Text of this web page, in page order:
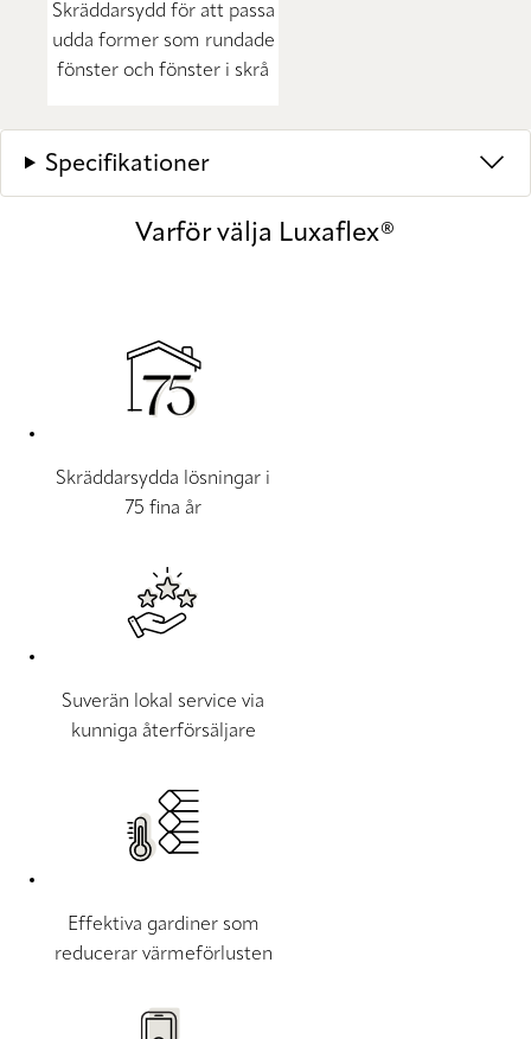
Skräddarsydd för att passa
udda former som rundade
fönster och fönster i skrå
Specifikationer
Varför välja Luxaflex®
Skräddarsydda lösningar i
75 fina år
Suverän lokal service via
kunniga återförsäljare
Effektiva gardiner som
reducerar värmeförlusten